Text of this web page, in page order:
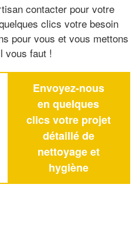
contacter pour votre
clics votre besoin
pour vous et vous mettons
vous faut !
Envoyez-nous
en quelques
clics votre projet
détaillé de
nettoyage et
hygiène